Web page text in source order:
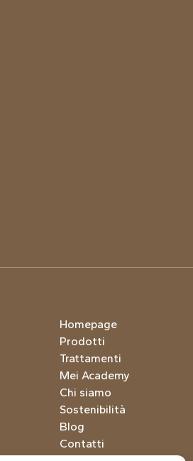
Homepage
Prodotti
Trattamenti
Mei Academy
Chi siamo
Sostenibilità
Blog
Contatti